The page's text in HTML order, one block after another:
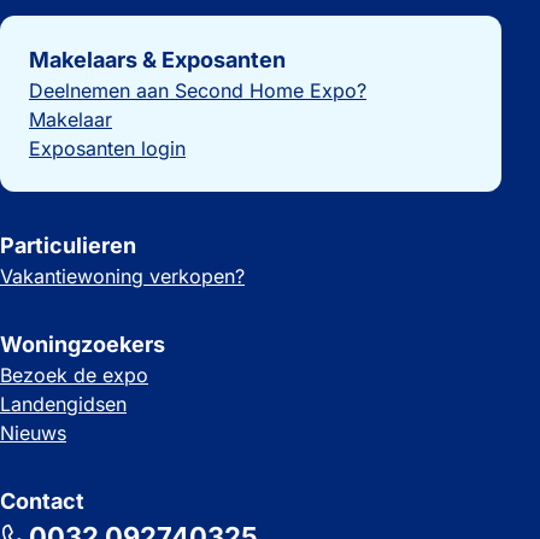
Belangrijke links
Makelaars & Exposanten
Deelnemen aan Second Home Expo?
Makelaar
Exposanten login
Particulieren
Vakantiewoning verkopen?
Woningzoekers
Bezoek de expo
Landengidsen
Nieuws
Contact